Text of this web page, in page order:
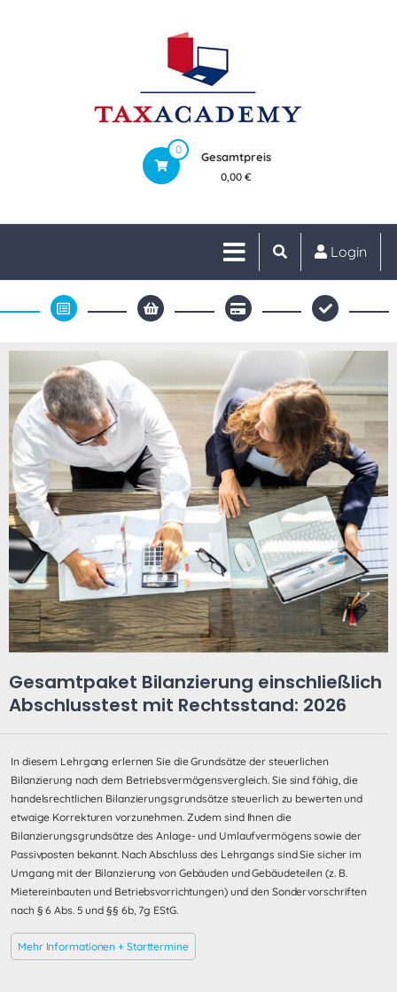
0
Gesamtpreis
0,00 €
Login
Gesamtpaket Bilanzierung einschließlich
Abschlusstest mit Rechtsstand: 2026
In diesem Lehrgang erlernen Sie die Grundsätze der steuerlichen
Bilanzierung nach dem Betriebsvermögensvergleich. Sie sind fähig, die
handelsrechtlichen Bilanzierungsgrundsätze steuerlich zu bewerten und
etwaige Korrekturen vorzunehmen. Zudem sind Ihnen die
Bilanzierungsgrundsätze des Anlage- und Umlaufvermögens sowie der
Passivposten bekannt. Nach Abschluss des Lehrgangs sind Sie sicher im
Umgang mit der Bilanzierung von Gebäuden und Gebäudeteilen (z. B.
Mietereinbauten und Betriebsvorrichtungen) und den Sondervorschriften
nach § 6 Abs. 5 und §§ 6b, 7g EStG.
Mehr Informationen + Starttermine